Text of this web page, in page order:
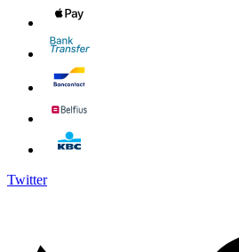
Twitter